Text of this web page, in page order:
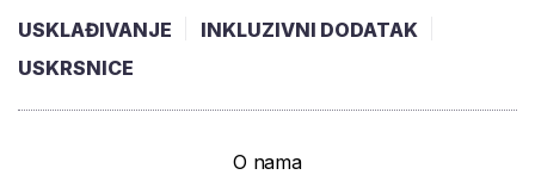
USKLAĐIVANJE
INKLUZIVNI DODATAK
USKRSNICE
O nama